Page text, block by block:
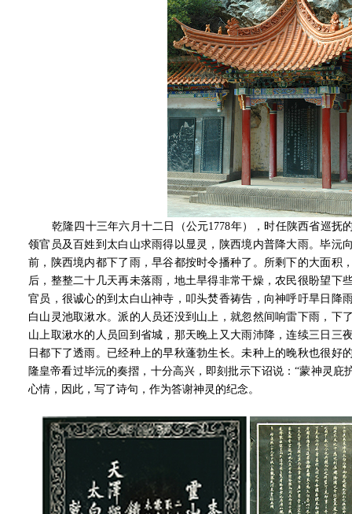
乾隆四十三年六月十二日（公元1778年），时任陕西省巡抚
领官员及百姓到太白山求雨得以显灵，陕西境内普降大雨。毕沅
前，陕西境内都下了雨，早谷都按时令播种了。所剩下的大面积
后，整整二十几天再未落雨，地土旱得非常干燥，农民很盼望下
官员，很诚心的到太白山神寺，叩头焚香祷告，向神呼吁旱日降
白山灵池取湫水。派的人员还没到山上，就忽然间响雷下雨，下
山上取湫水的人员回到省城，那天晚上又大雨沛降，连续三日三
日都下了透雨。已经种上的早秋蓬勃生长。未种上的晚秋也很好
隆皇帝看过毕沅的奏摺，十分高兴，即刻批示下诏说：“蒙神灵庇
心情，因此，写了诗句，作为答谢神灵的纪念。